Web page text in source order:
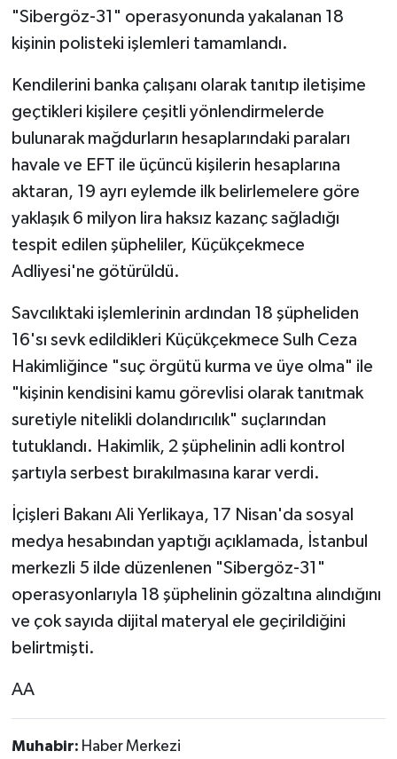
"Sibergöz-31" operasyonunda yakalanan 18
kişinin polisteki işlemleri tamamlandı.
Kendilerini banka çalışanı olarak tanıtıp iletişime
geçtikleri kişilere çeşitli yönlendirmelerde
bulunarak mağdurların hesaplarındaki paraları
havale ve EFT ile üçüncü kişilerin hesaplarına
aktaran, 19 ayrı eylemde ilk belirlemelere göre
yaklaşık 6 milyon lira haksız kazanç sağladığı
tespit edilen şüpheliler, Küçükçekmece
Adliyesi'ne götürüldü.
Savcılıktaki işlemlerinin ardından 18 şüpheliden
16'sı sevk edildikleri Küçükçekmece Sulh Ceza
Hakimliğince "suç örgütü kurma ve üye olma" ile
"kişinin kendisini kamu görevlisi olarak tanıtmak
suretiyle nitelikli dolandırıcılık" suçlarından
tutuklandı. Hakimlik, 2 şüphelinin adli kontrol
şartıyla serbest bırakılmasına karar verdi.
İçişleri Bakanı Ali Yerlikaya, 17 Nisan'da sosyal
medya hesabından yaptığı açıklamada, İstanbul
merkezli 5 ilde düzenlenen "Sibergöz-31"
operasyonlarıyla 18 şüphelinin gözaltına alındığını
ve çok sayıda dijital materyal ele geçirildiğini
belirtmişti.
AA
Muhabir: Haber Merkezi